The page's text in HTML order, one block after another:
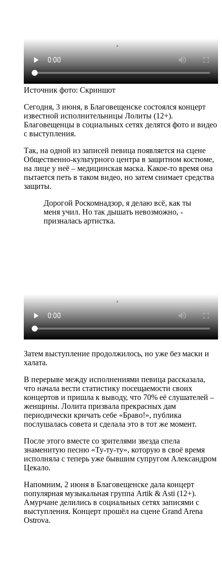
Источник фото: Скриншот
Сегодня, 3 июня, в Благовещенске состоялся концерт
известной исполнительницы Лолиты (12+).
Благовещенцы в социальных сетях делятся фото и видео
с выступления.
Так, на одной из записей певица появляется на сцене
Общественно-культурного центра в защитном костюме,
на лице у неё – медицинская маска. Какое-то время она
пытается петь в таком видео, но затем снимает средства
защиты.
Дорогой Роскомнадзор, я делаю всё, как ты
меня учил. Но так дышать невозможно, -
призналась артистка.
Затем выступление продолжилось, но уже без маски и
халата.
В перерыве между исполнениями певица рассказала,
что начала вести статистику посещаемости своих
концертов и пришла к выводу, что 70% её слушателей –
женщины. Лолита призвала прекрасных дам
периодически кричать себе «Браво!», публика
послушалась совета и сделала это в тот же момент.
После этого вместе со зрителями звезда спела
знаменитую песню «Ту-ту-ту», которую в своё время
исполняла с теперь уже бывшим супругом Александром
Цекало.
Напомним, 2 июня в Благовещенске дала концерт
популярная музыкальная группа Artik & Asti (12+).
Амурчане делились в социальных сетях записями с
выступления. Концерт прошёл на сцене Grand Arena
Ostrova.